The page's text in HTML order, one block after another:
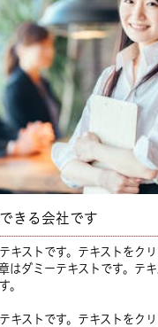
きる会社です
キストです。テキストをク
はダミーテキストです。テ
。
キストです。テキストをク